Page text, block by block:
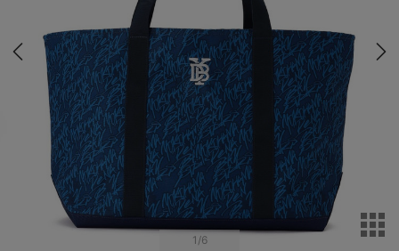
1 /6